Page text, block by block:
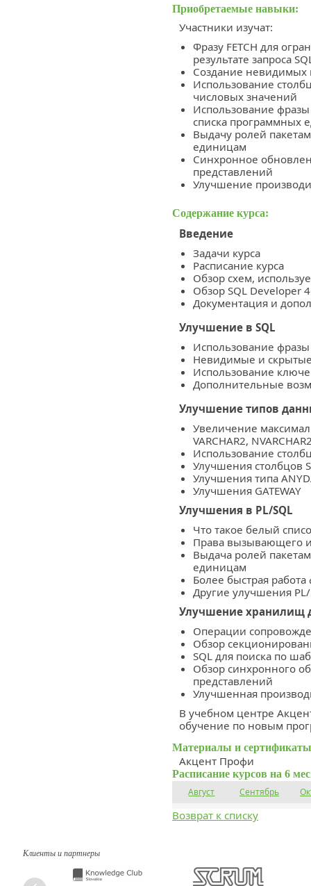
Приобретаемые навыки:
Участники изучат:
Фразу FETCH для
результате запроса
Создание невидимых
Использование
числовых значений
Использование фразы
списка программных
Выдачу ролей
единицам
Синхронное
представлений
Улучшение
Содержание курса:
Введение
Задачи курса
Расписание курса
Обзор схем,
Обзор SQL Developer
Документация и
Улучшение в SQL
Использование фразы
Невидимые и
Использование
Дополнительные
Улучшение типов
Увеличение
VARCHAR2,
Использование
Улучшения столбцов
Улучшения типа
Улучшения GATEWAY
Улучшения в PL/SQL
Что такое белый
Права вызывающего
Выдача ролей
единицам
Более быстрая
Другие улучшения PL/
Улучшение хранилищ
Операции
Обзор
SQL для поиска по
Обзор синхронного
представлений
Улучшенная
В учебном центре
обучение по новым
Материалы и
Акцент Профи
Расписание курсов на 6
Август Сентябрь
Возврат к списку
Клиенты и партнеры